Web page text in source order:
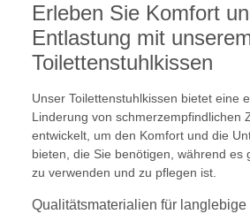
Erleben Sie Komfort
Entlastung mit
Toilettenstuhlkissen
Unser Toilettenstuhlkissen bietet eine
Linderung von schmerzempfindlichen
entwickelt, um den Komfort und die
bieten, die Sie benötigen, während es
zu verwenden und zu pflegen ist.
Qualitätsmaterialien für langlebige